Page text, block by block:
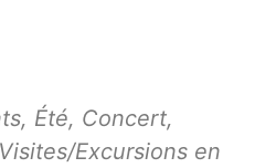
, Été, Concert,
Visites/Excursions en